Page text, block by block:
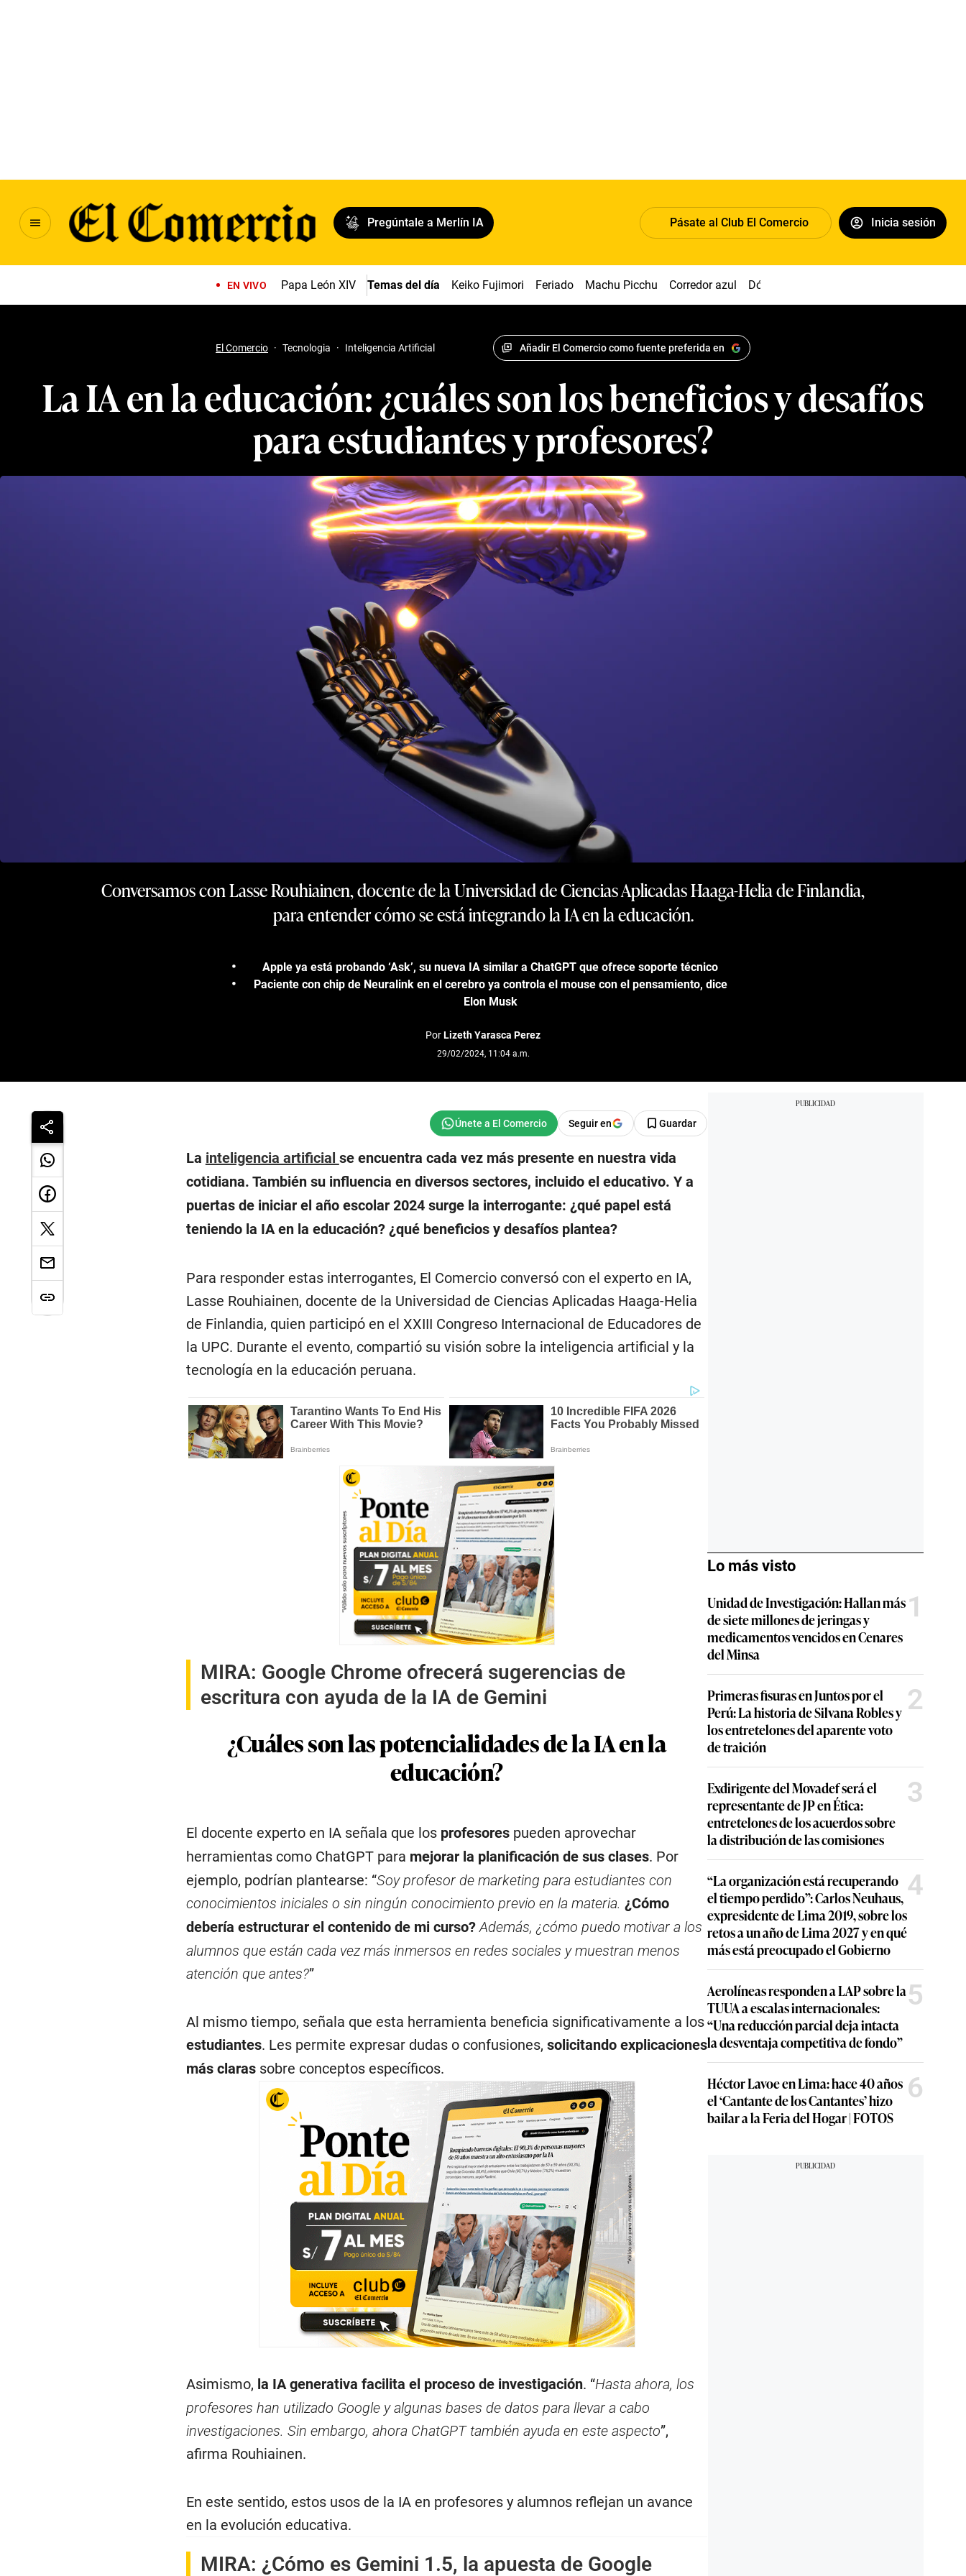
Pregúntale a Merlín IA Pásate al Club El Comercio Inicia sesión
EN VIVO Papa León XIV Temas del día Keiko Fujimori Feriado Machu Picchu Corredor azul Dólar
El Comercio · Tecnologia · Inteligencia Artificial Añadir El Comercio como fuente preferida en
La IA en la educación: ¿cuáles son los beneficios y desafíos
para estudiantes y profesores?
Conversamos con Lasse Rouhiainen, docente de la Universidad de Ciencias Aplicadas Haaga-Helia de Finlandia,
para entender cómo se está integrando la IA en la educación.
Apple ya está probando ‘Ask’, su nueva IA similar a ChatGPT que ofrece soporte técnico
Paciente con chip de Neuralink en el cerebro ya controla el mouse con el pensamiento, dice
Elon Musk
PorLizeth Yarasca Perez
29/02/2024, 11:04 a.m.
Seguir en Guardar
La inteligencia artificial se encuentra cada vez más presente en nuestra vida
cotidiana. También su influencia en diversos sectores, incluido el educativo. Y a
puertas de iniciar el año escolar 2024 surge la interrogante: ¿qué papel está
teniendo la IA en la educación? ¿qué beneficios y desafíos plantea?
Para responder estas interrogantes, El Comercio conversó con el experto en IA,
Lasse Rouhiainen, docente de la Universidad de Ciencias Aplicadas Haaga-Helia
de Finlandia, quien participó en el XXIII Congreso Internacional de Educadores de
la UPC. Durante el evento, compartió su visión sobre la inteligencia artificial y la
tecnología en la educación peruana.
MIRA: Google Chrome ofrecerá sugerencias de
escritura con ayuda de la IA de Gemini
¿Cuáles son las potencialidades de la IA en la
educación?
El docente experto en IA señala que losprofesorespueden aprovechar
herramientas como ChatGPT para mejorar la planificación de sus clases. Por
ejemplo, podrían plantearse: “Soy profesor de marketing para estudiantes con
conocimientos iniciales o sin ningún conocimiento previo en la materia. ¿Cómo
debería estructurar el contenido de mi curso? Además, ¿cómo puedo motivar a los
alumnos que están cada vez más inmersos en redes sociales y muestran menos
atención que antes?”
Al mismo tiempo, señala que esta herramienta beneficia significativamente a los
estudiantes. Les permite expresar dudas o confusiones, solicitando explicaciones
más clarassobre conceptos específicos.
Asimismo, la IA generativa facilita el proceso de investigación. “Hasta ahora, los
profesores han utilizado Google y algunas bases de datos para llevar a cabo
investigaciones. Sin embargo, ahora ChatGPT también ayuda en este aspecto”,
afirma Rouhiainen.
En este sentido, estos usos de la IA en profesores y alumnos reflejan un avance
en la evolución educativa.
MIRA: ¿Cómo es Gemini 1.5, la apuesta de Google
Lo más visto
Unidad de Investigación: Hallan más
de siete millones de jeringas y
medicamentos vencidos en Cenares
del Minsa
1
Primeras fisuras en Juntos por el
Perú: La historia de Silvana Robles y
los entretelones del aparente voto
de traición
2
Exdirigente del Movadef será el
representante de JP en Ética:
entretelones de los acuerdos sobre
la distribución de las comisiones
3
“La organización está recuperando
el tiempo perdido”: Carlos Neuhaus,
expresidente de Lima 2019, sobre los
retos a un año de Lima 2027 y en qué
más está preocupado el Gobierno
4
Aerolíneas responden a LAP sobre la
TUUA a escalas internacionales:
“Una reducción parcial deja intacta
la desventaja competitiva de fondo”
5
Héctor Lavoe en Lima: hace 40 años
el ‘Cantante de los Cantantes’ hizo
bailar a la Feria del Hogar | FOTOS
6